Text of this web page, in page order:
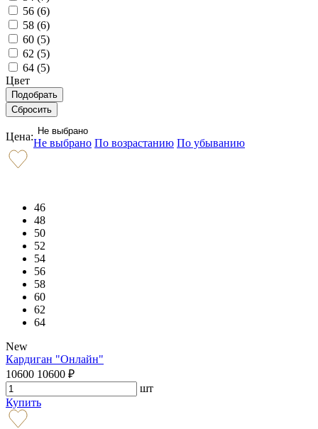
56 (6)
58 (6)
60 (5)
62 (5)
64 (5)
Цвет
Цена: Не выбрано
Не выбрано По возрастанию По убыванию
46
48
50
52
54
56
58
60
62
64
New
Кардиган "Онлайн"
10600 10600 ₽
шт
Купить